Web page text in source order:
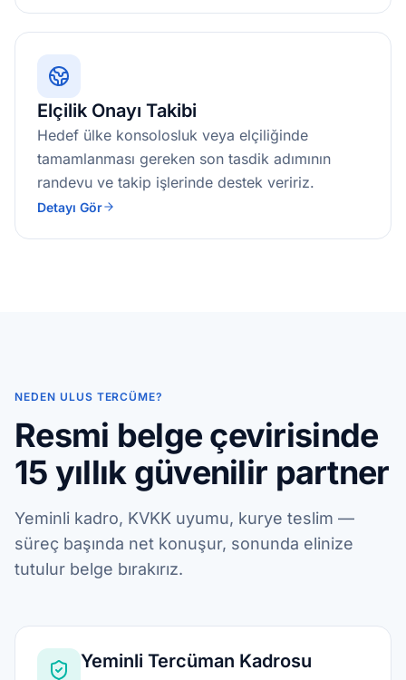
Elçilik Onayı Takibi
Hedef ülke konsolosluk veya elçiliğinde
tamamlanması gereken son tasdik adımının
randevu ve takip işlerinde destek veririz.
Detayı Gör
NEDEN ULUS TERCÜME?
Resmi belge çevirisinde
15 yıllık güvenilir partner
Yeminli kadro, KVKK uyumu, kurye teslim —
süreç başında net konuşur, sonunda elinize
tutulur belge bırakırız.
Yeminli Tercüman Kadrosu